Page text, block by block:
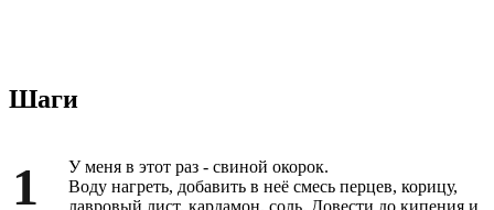
Шаги
1
У меня в этот раз - свиной окорок.
Воду нагреть, добавить в неё смесь перцев, корицу,
лавровый лист, кардамон, соль. Довести до кипения и